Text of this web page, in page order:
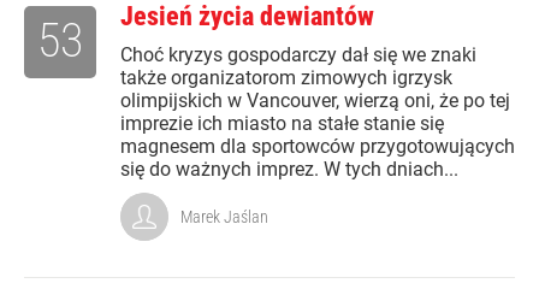
Jesień życia dewiantów
Choć kryzys gospodarczy dał się we znaki
także organizatorom zimowych igrzysk
olimpijskich w Vancouver, wierzą oni, że po tej
imprezie ich miasto na stałe stanie się
magnesem dla sportowców przygotowujących
się do ważnych imprez. W tych dniach...
53
Marek Jaślan